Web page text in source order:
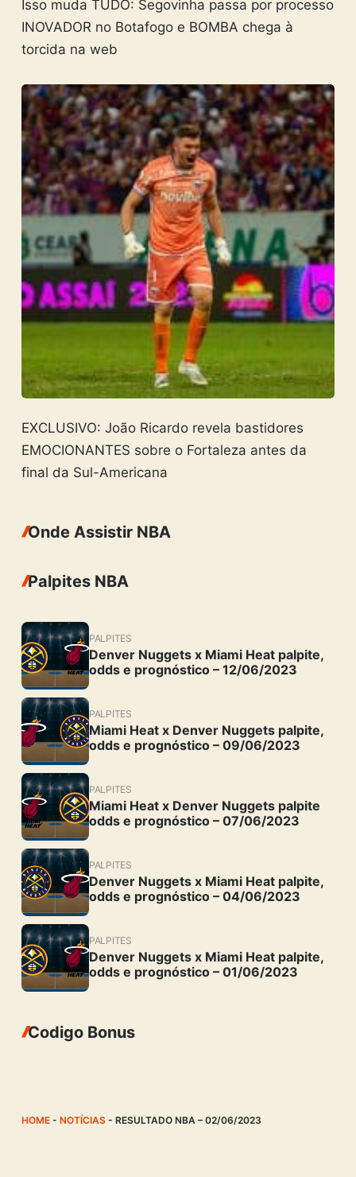
Isso muda TUDO: Segovinha passa por processo
INOVADOR no Botafogo e BOMBA chega à
torcida na web
EXCLUSIVO: João Ricardo revela bastidores
EMOCIONANTES sobre o Fortaleza antes da
final da Sul-Americana
Onde Assistir NBA
Palpites NBA
PALPITES
Denver Nuggets x Miami Heat palpite,
odds e prognóstico – 12/06/2023
PALPITES
Miami Heat x Denver Nuggets palpite,
odds e prognóstico – 09/06/2023
PALPITES
Miami Heat x Denver Nuggets palpite
odds e prognóstico – 07/06/2023
PALPITES
Denver Nuggets x Miami Heat palpite,
odds e prognóstico – 04/06/2023
PALPITES
Denver Nuggets x Miami Heat palpite,
odds e prognóstico – 01/06/2023
Codigo Bonus
HOME- NOTÍCIAS- RESULTADO NBA – 02/06/2023